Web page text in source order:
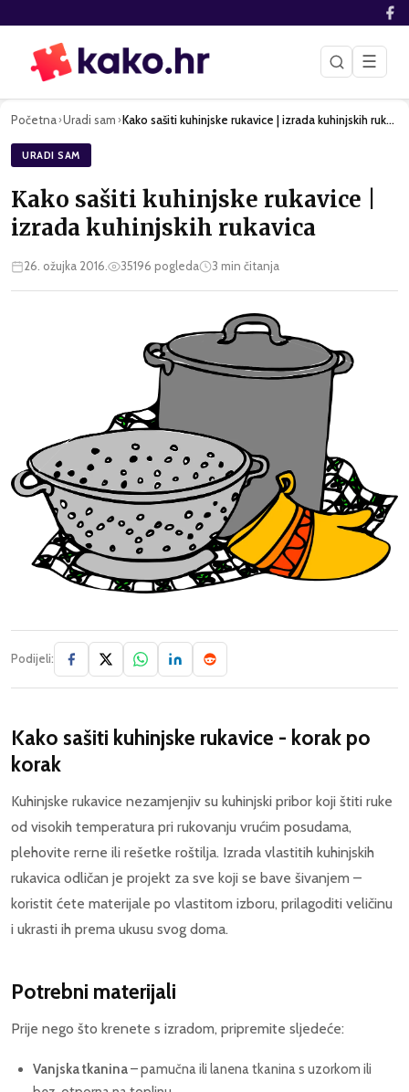
☰
Početna›Uradi sam › Kako sašiti kuhinjske rukavice | izrada kuhinjskih rukavica
URADI SAM
Kako sašiti kuhinjske rukavice |
izrada kuhinjskih rukavica
26. ožujka 2016. 35196 pogleda 3 min čitanja
Podijeli:
Kako sašiti kuhinjske rukavice - korak po
korak
Kuhinjske rukavice nezamjenjiv su kuhinjski pribor koji štiti ruke
od visokih temperatura pri rukovanju vrućim posudama,
plehovite rerne ili rešetke roštilja. Izrada vlastitih kuhinjskih
rukavica odličan je projekt za sve koji se bave šivanjem –
koristit ćete materijale po vlastitom izboru, prilagoditi veličinu
i ukrasti ih prema ukusu svog doma.
Potrebni materijali
Prije nego što krenete s izradom, pripremite sljedeće:
Vanjska tkanina– pamučna ili lanena tkanina s uzorkom ili